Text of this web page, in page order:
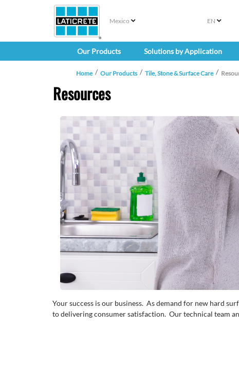
Mexico EN
Our Products Solutions by Application
Home Our Products Tile, Stone & Surface Care
Resources
Your success is our business. As demand for new hard
to delivering consumer satisfaction. Our technical team